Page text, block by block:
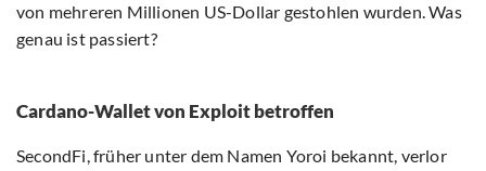
von mehreren Millionen US-Dollar gestohlen wurden. Was
genau ist passiert?
Cardano-Wallet von Exploit betroffen
SecondFi, früher unter dem Namen Yoroi bekannt, verlor